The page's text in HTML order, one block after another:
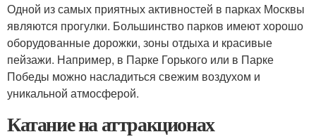
Одной из самых приятных активностей в парках Москвы
являются прогулки. Большинство парков имеют хорошо
оборудованные дорожки, зоны отдыха и красивые
пейзажи. Например, в Парке Горького или в Парке
Победы можно насладиться свежим воздухом и
уникальной атмосферой.
Катание на аттракционах